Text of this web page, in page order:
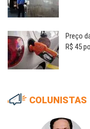
Preço
R$ 45
COLUNISTAS